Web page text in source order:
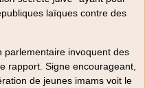
laïques contre des
parlementaire invoquent des
rapport. Signe encourageant,
de jeunes imams voit le